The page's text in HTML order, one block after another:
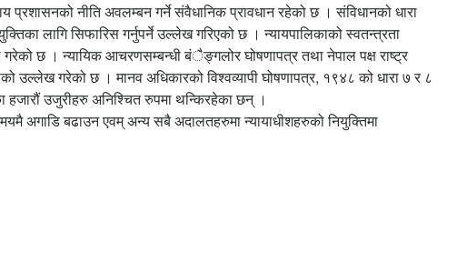
प्रशासनको नीति अवलम्बन गर्ने संवैधानिक प्रावधान रहेको छ । संविधानको धारा
लागि सिफारिस गर्नुपर्ने उल्लेख गरिएको छ । न्यायपालिकाको स्वतन्त्रता
गरेको छ । न्यायिक आचरणसम्बन्धी बंैङ्गलोर घोषणापत्र तथा नेपाल पक्ष राष्ट्र
उल्लेख गरेको छ । मानव अधिकारको विश्वव्यापी घोषणापत्र, १९४८ को धारा ७ र ८
उजुरीहरु अनिश्चित रुपमा थन्किरहेका छन् ।
अगाडि बढाउन एवम् अन्य सबै अदालतहरुमा न्यायाधीशहरुको नियुक्तिमा